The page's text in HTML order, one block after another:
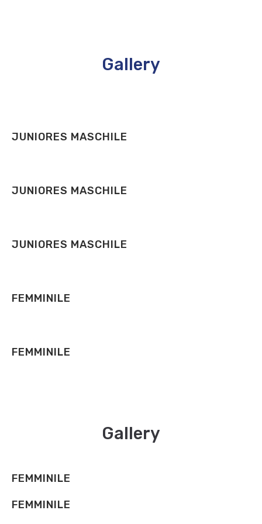
Gallery
JUNIORES MASCHILE
JUNIORES MASCHILE
JUNIORES MASCHILE
FEMMINILE
FEMMINILE
Gallery
FEMMINILE
FEMMINILE